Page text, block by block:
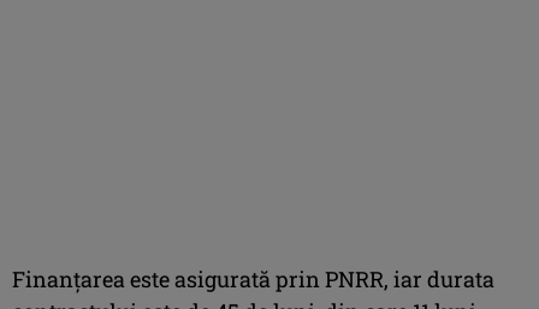
Finanțarea este asigurată prin PNRR, iar durata